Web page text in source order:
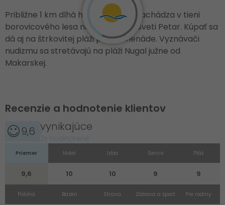
Približne 1 km dlhá hlavná pláž sa nachádza v tieni
borovicového lesa na polostrove Sveti Petar. Kúpať sa
dá aj na štrkovitej pláži pri promenáde. Vyznávači
nudizmu sa stretávajú na pláži Nugal južne od
Makarskej.
Recenzie a hodnotenie klientov
9,6 vynikajúce
2x hodnotené
Priemer
9,6
Hotel
10
Izba
10
Servis
9
Pláž
9
Poloha Bazén Strava Zábava a šport Pre rodiny